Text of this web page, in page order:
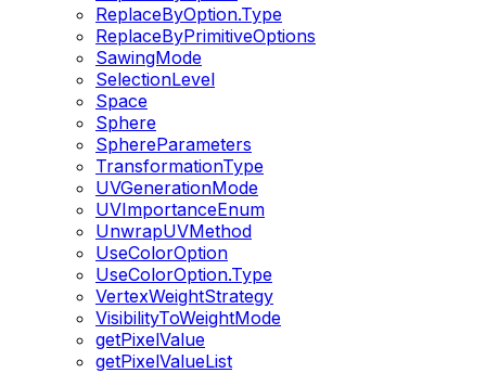
ReplaceByOption.Type
ReplaceByPrimitiveOptions
SawingMode
SelectionLevel
Space
Sphere
SphereParameters
TransformationType
UVGenerationMode
UVImportanceEnum
UnwrapUVMethod
UseColorOption
UseColorOption.Type
VertexWeightStrategy
VisibilityToWeightMode
getPixelValue
getPixelValueList